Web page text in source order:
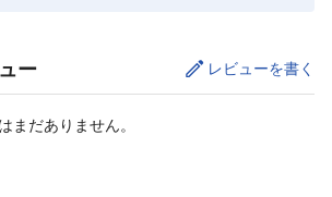
ー レビューを書く
まだありません。